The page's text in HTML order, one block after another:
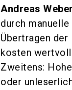
Andreas
durch
Übertragen der
kosten
Zweitens:
oder